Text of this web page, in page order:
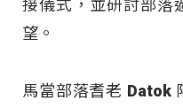
接儀式，並研討部落
望。
馬當部落耆老 Datok